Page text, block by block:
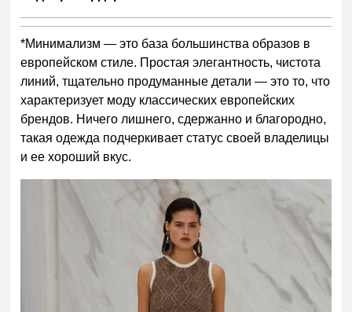
*Минимализм —это база большинства образов в
европейском стиле. Простая элегантность, чистота
линий, тщательно продуманные детали — это то, что
характеризует моду классических европейских
брендов. Ничего лишнего, сдержанно и благородно,
такая одежда подчеркивает статус своей владелицы
и ее хороший вкус.